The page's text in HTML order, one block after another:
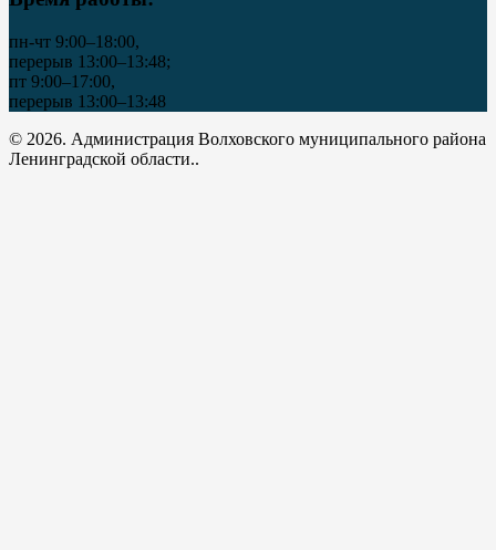
пн-чт 9:00–18:00,
перерыв 13:00–13:48;
пт 9:00–17:00,
перерыв 13:00–13:48
© 2026. Администрация Волховского муниципального района
Ленинградской области..